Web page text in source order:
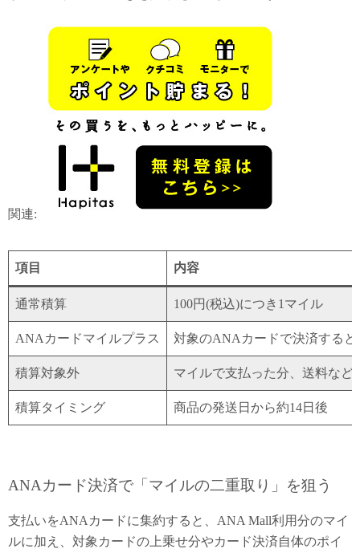
関連:
項目 内容
通常積算 100円(税込)につき1マイル
ANAカードマイルプラス 対象のANAカードで決済する
積算対象外 マイルで支払った分、送料など
積算タイミング 商品の発送日から約14日後
ANAカード決済で「マイルの二重取り」を狙う
支払いをANAカードに集約すると、ANA Mall利用分のマイ
ルに加え、対象カードの上乗せ分やカード決済自体のポイ